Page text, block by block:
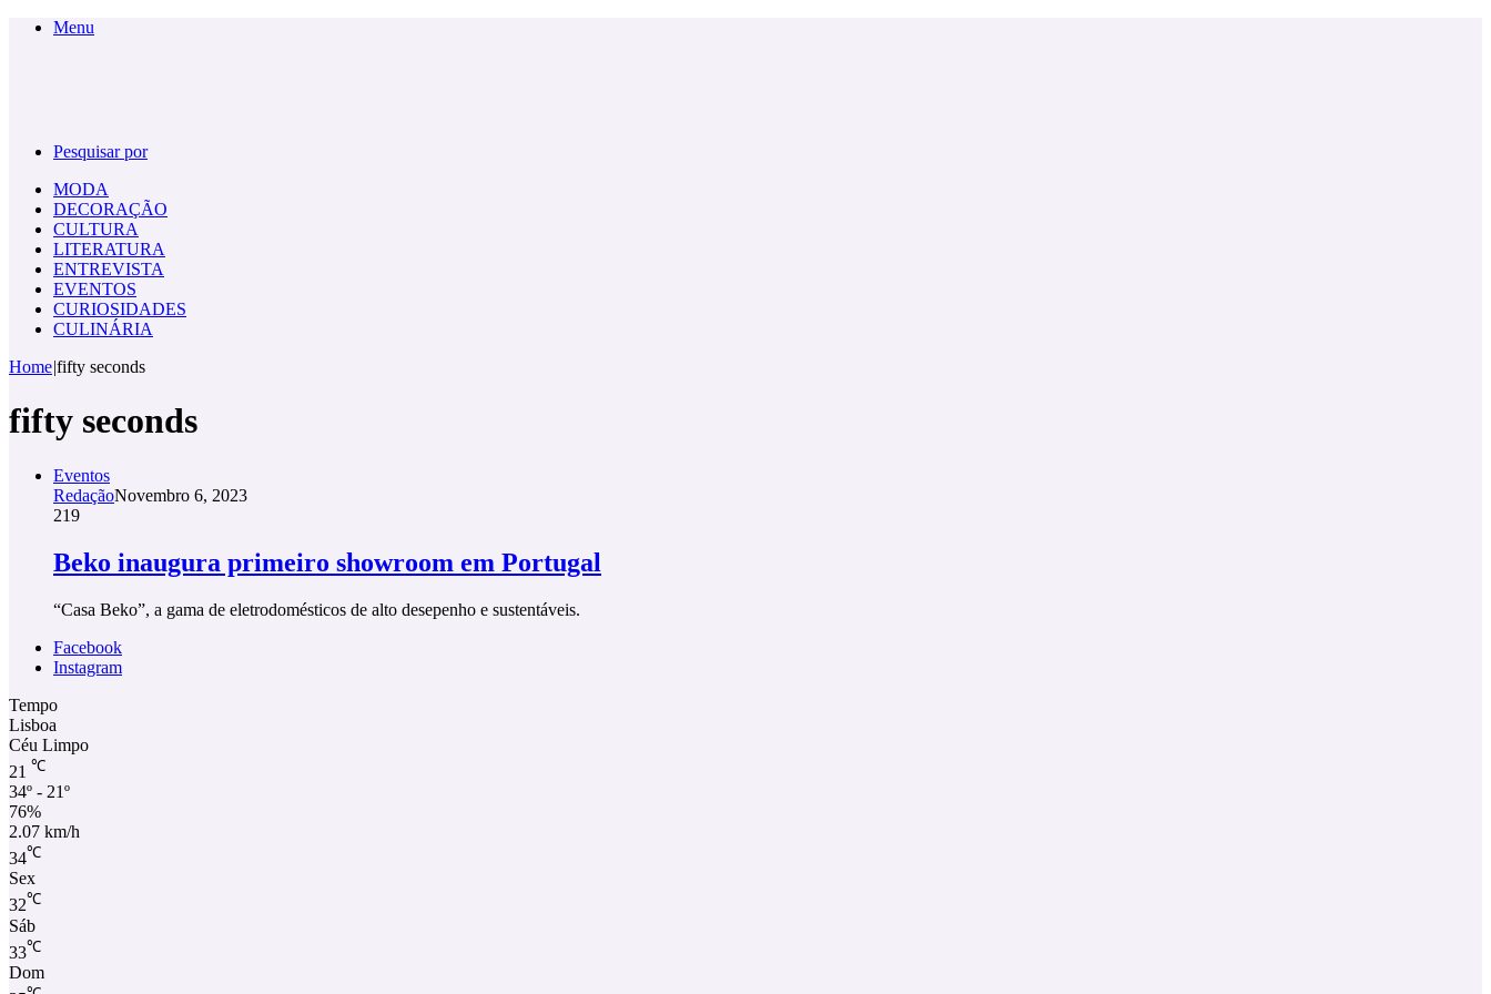
Menu
Pesquisar por
MODA
DECORAÇÃO
CULTURA
LITERATURA
ENTREVISTA
EVENTOS
CURIOSIDADES
CULINÁRIA
Home|fifty seconds
fifty seconds
Eventos
RedaçãoNovembro 6, 2023
219
Beko inaugura primeiro showroom em Portugal
“Casa Beko”, a gama de eletrodomésticos de alto desepenho e sustentáveis.
Facebook
Instagram
Tempo
Lisboa
Céu Limpo
21 ℃
34º - 21º
76%
2.07 km/h
34℃
Sex
32℃
Sáb
33℃
Dom